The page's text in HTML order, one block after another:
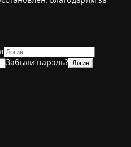
Забыли пароль?